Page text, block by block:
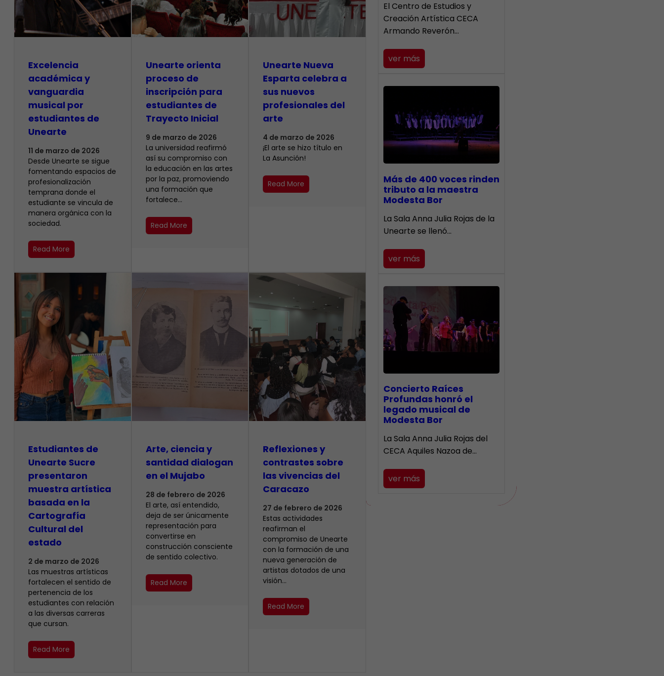
Excelencia
académica y
vanguardia
musical por
estudiantes de
Unearte
11 de marzo de 2026
Desde Unearte se sigue
fomentando espacios de
profesionalización
temprana donde el
estudiante se vincula de
manera orgánica con la
sociedad.
Read More
Unearte orienta
proceso de
inscripción para
estudiantes de
Trayecto Inicial
9 de marzo de 2026
La universidad reafirmó
así su compromiso con
la educación en las artes
por la paz, promoviendo
una formación que
fortalece…
Read More
Unearte Nueva
Esparta celebra a
sus nuevos
profesionales del
arte
4 de marzo de 2026
¡El arte se hizo título en
La Asunción!
Read More
Estudiantes de
Unearte Sucre
presentaron
muestra artística
basada en la
Cartografía
Cultural del
estado
2 de marzo de 2026
Las muestras artísticas
fortalecen el sentido de
pertenencia de los
estudiantes con relación
a las diversas carreras
que cursan.
Read More
Arte, ciencia y
santidad dialogan
en el Mujabo
28 de febrero de 2026
El arte, así entendido,
deja de ser únicamente
representación para
convertirse en
construcción consciente
de sentido colectivo.
Read More
Reflexiones y
contrastes sobre
las vivencias del
Caracazo
27 de febrero de 2026
Estas actividades
reafirman el
compromiso de Unearte
con la formación de una
nueva generación de
artistas dotados de una
visión…
Read More
El Centro de Estudios y
Creación Artística CECA
Armando Reverón…
ver más
Más de 400 voces rinden
tributo a la maestra
Modesta Bor
​La Sala Anna Julia Rojas de la
Unearte se llenó…
ver más
​Concierto Raíces
Profundas honró el
legado musical de
Modesta Bor
La Sala Anna Julia Rojas del
CECA Aquiles Nazoa de…
ver más